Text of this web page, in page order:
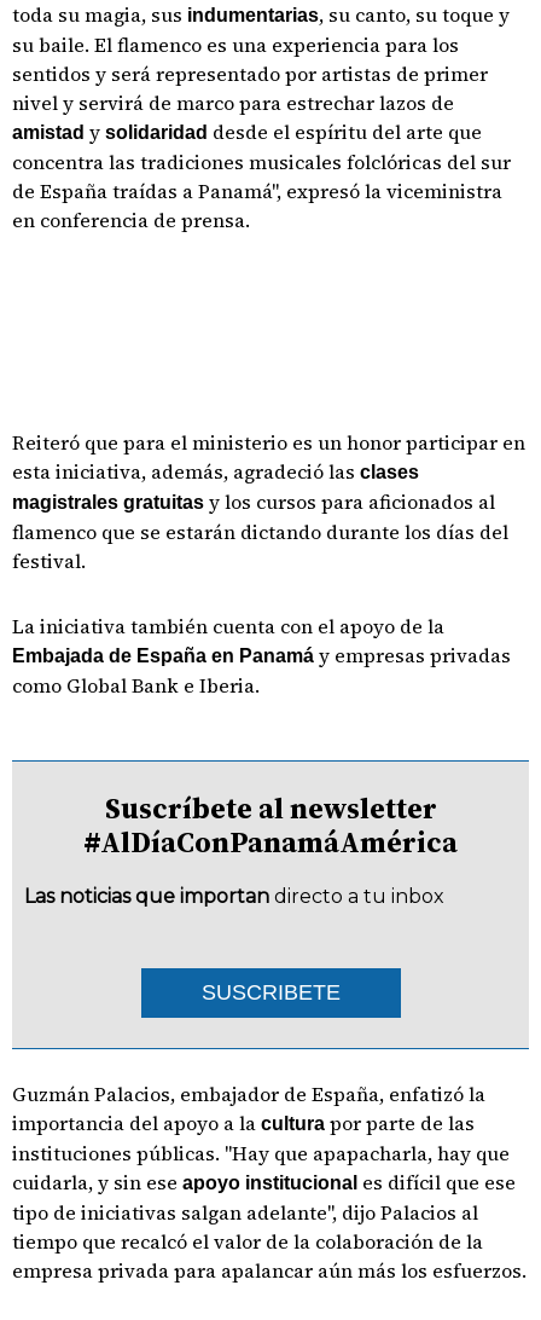
toda su magia, sus indumentarias, su canto, su toque y
su baile. El flamenco es una experiencia para los
sentidos y será representado por artistas de primer
nivel y servirá de marco para estrechar lazos de
amistad y solidaridad desde el espíritu del arte que
concentra las tradiciones musicales folclóricas del sur
de España traídas a Panamá", expresó la viceministra
en conferencia de prensa.
Reiteró que para el ministerio es un honor participar en
esta iniciativa, además, agradeció las clases
magistrales gratuitas y los cursos para aficionados al
flamenco que se estarán dictando durante los días del
festival.
La iniciativa también cuenta con el apoyo de la
Embajada de España en Panamá y empresas privadas
como Global Bank e Iberia.
Suscríbete al newsletter
#AlDíaConPanamáAmérica
Las noticias que importan directo a tu inbox
SUSCRIBETE
Guzmán Palacios, embajador de España, enfatizó la
importancia del apoyo a la cultura por parte de las
instituciones públicas. "Hay que apapacharla, hay que
cuidarla, y sin ese apoyo institucional es difícil que ese
tipo de iniciativas salgan adelante", dijo Palacios al
tiempo que recalcó el valor de la colaboración de la
empresa privada para apalancar aún más los esfuerzos.